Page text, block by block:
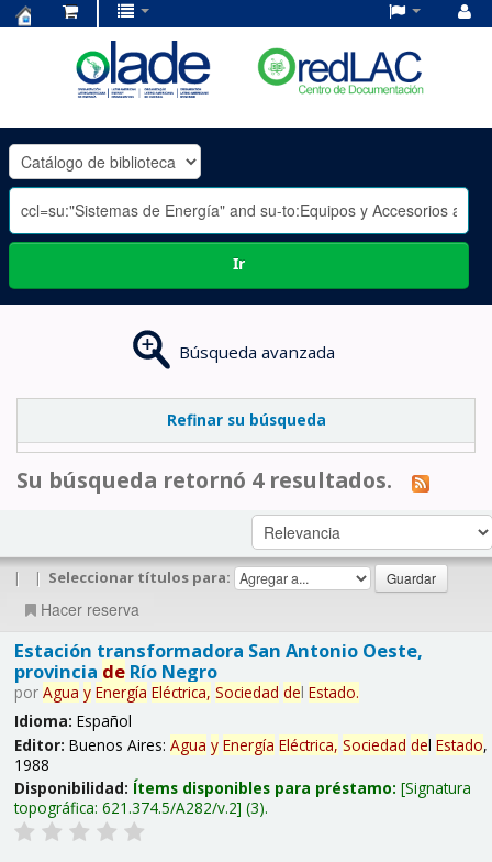
OLADE
-
Ir
Búsqueda avanzada
Refinar su búsqueda
Su búsqueda retornó 4 resultados.
| | Seleccionar títulos para:
Hacer reserva
Estación transformadora San Antonio Oeste,
provincia deRío Negro
por Agua y Energía Eléctrica, Sociedad del Estado.
Idioma: Español
Editor: Buenos Aires: Agua y Energía Eléctrica, Sociedad del Estado,
1988
Disponibilidad: Ítems disponibles para préstamo: Signatura
topográfica: 621.374.5/A282/v.2 (3).